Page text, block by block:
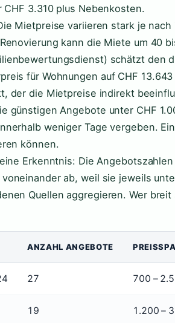
CHF 3.310 plus Nebenkosten.
Mietpreise variieren stark je nach
kann die Miete um 40
schätzt den
für Wohnungen auf CHF
der die Mietpreise indirekt
günstigen Angebote unter CHF
weniger Tage vergeben.
können.
Erkenntnis: Die
ab, weil sie jeweils
Quellen aggregieren. Wer
ANZAHL ANGEBOTE
27 700 –
19 1.200 –